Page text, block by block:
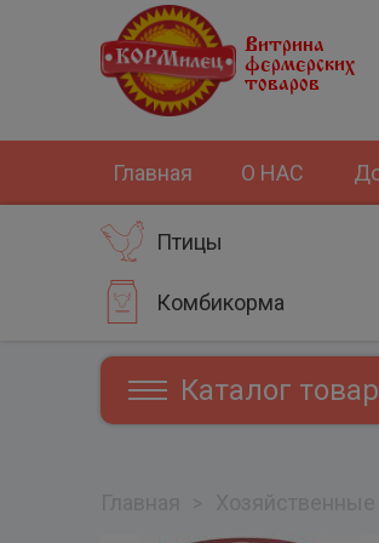
Витрина
фермерских
товаров
Главная О НАС
Птицы
Комбикорма
Каталог